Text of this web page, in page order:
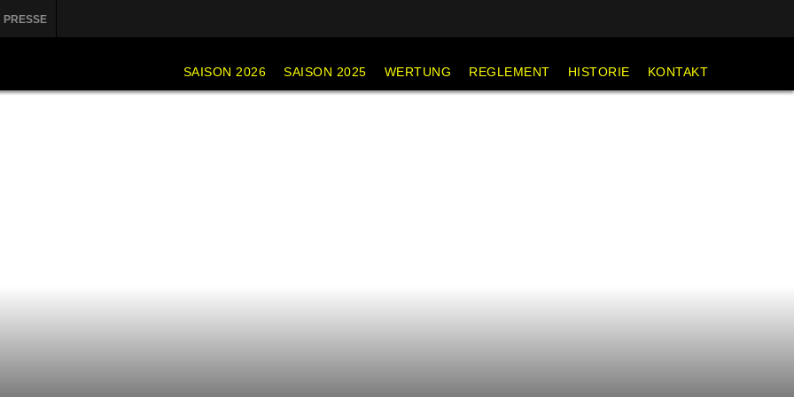
PRESSE
SAISON 2026 SAISON 2025 WERTUNG REGLEMENT HISTORIE KONTAKT